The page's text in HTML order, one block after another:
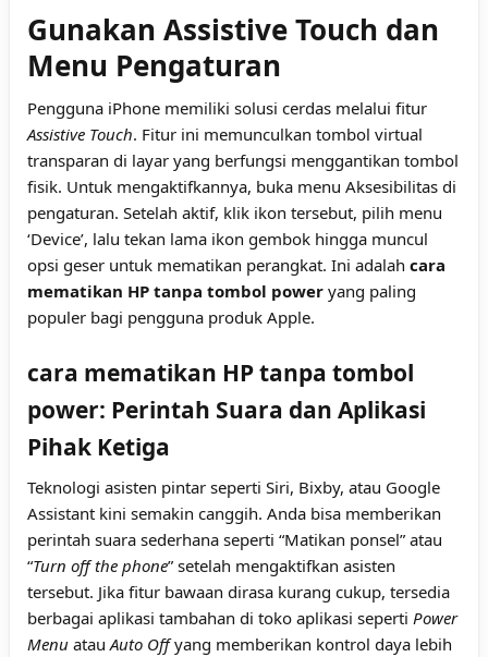
Gunakan Assistive Touch dan
Menu Pengaturan
Pengguna iPhone memiliki solusi cerdas melalui fitur
Assistive Touch. Fitur ini memunculkan tombol virtual
transparan di layar yang berfungsi menggantikan tombol
fisik. Untuk mengaktifkannya, buka menu Aksesibilitas di
pengaturan. Setelah aktif, klik ikon tersebut, pilih menu
‘Device’, lalu tekan lama ikon gembok hingga muncul
opsi geser untuk mematikan perangkat. Ini adalah cara
mematikan HP tanpa tombol power yang paling
populer bagi pengguna produk Apple.
cara mematikan HP tanpa tombol
power: Perintah Suara dan Aplikasi
Pihak Ketiga
Teknologi asisten pintar seperti Siri, Bixby, atau Google
Assistant kini semakin canggih. Anda bisa memberikan
perintah suara sederhana seperti “Matikan ponsel” atau
“Turn off the phone” setelah mengaktifkan asisten
tersebut. Jika fitur bawaan dirasa kurang cukup, tersedia
berbagai aplikasi tambahan di toko aplikasi seperti Power
Menu atauAuto Offyang memberikan kontrol daya lebih